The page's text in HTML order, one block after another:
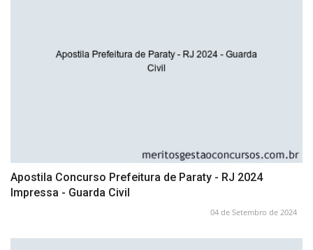
Apostila Concurso Prefeitura de Paraty - RJ 2024
Impressa - Guarda Civil
04 de Setembro de 2024